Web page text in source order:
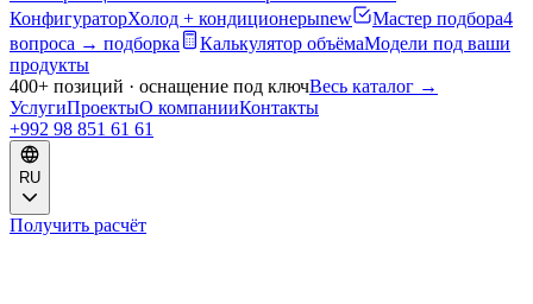
КонфигураторХолод + кондиционерыnew Мастер подбора4
вопроса → подборка
Калькулятор объёмаМодели под ваши
продукты
400+ позиций · оснащение под ключВесь каталог →
УслугиПроектыО компанииКонтакты
+992 98 851 61 61
RU
Получить расчёт